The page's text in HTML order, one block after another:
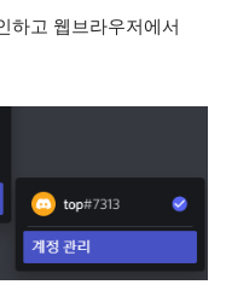
하고 웹브라우저에서